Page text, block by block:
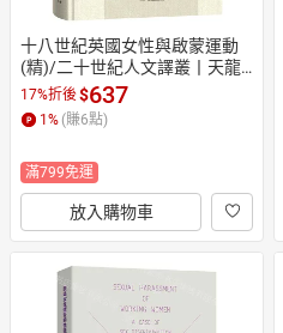
十八世紀英國女性與啟蒙運動
(精)/二十世紀人文譯叢丨天龍
圖書簡體字專賣店丨97871002
52775 (tl2608)
17%折後$637
1 % (賺6點)
滿799免運
放入購物車